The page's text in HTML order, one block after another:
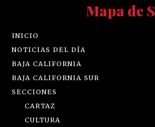
Mapa de
INICIO
NOTICIAS DEL DÍA
BAJA CALIFORNIA
BAJA CALIFORNIA SUR
SECCIONES
CARTAZ
CULTURA